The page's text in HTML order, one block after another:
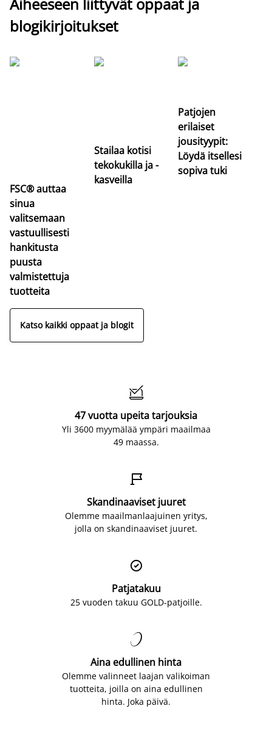
blogikirjoitukset
FSC® auttaa
sinua
valitsemaan
vastuullisesti
hankitusta
puusta
valmistettuja
tuotteita
Stailaa kotisi
tekokukilla ja -
kasveilla
Patjojen
erilaiset
jousityypit:
Löydä itsellesi
sopiva tuki
Katso kaikki oppaat ja blogit

47 vuotta upeita tarjouksia
Yli 3600 myymälää ympäri maailmaa
49 maassa.

Skandinaaviset juuret
Olemme maailmanlaajuinen yritys,
jolla on skandinaaviset juuret.

Patjatakuu
25 vuoden takuu GOLD-patjoille.

Aina edullinen hinta
Olemme valinneet laajan valikoiman
tuotteita, joilla on aina edullinen
hinta. Joka päivä.